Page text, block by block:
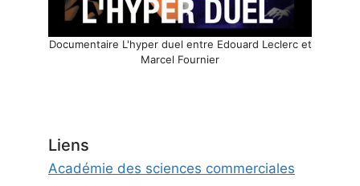
Documentaire L'hyper duel entre Edouard Leclerc et
Marcel Fournier
Liens
Académie des sciences commerciales